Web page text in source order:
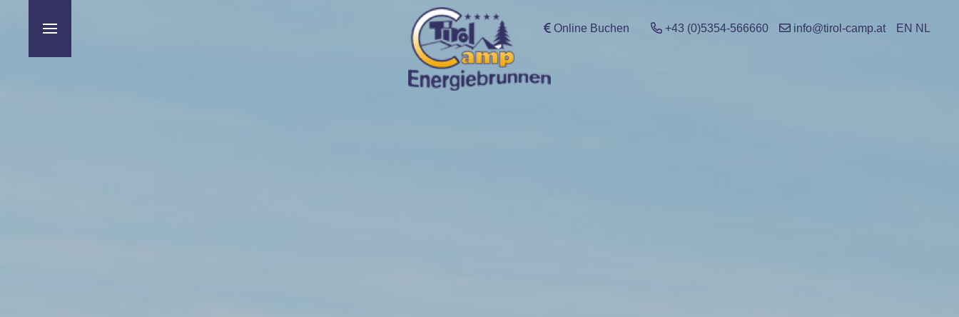
Online Buchen +43 (0)5354-566660 info@tirol-camp.at EN NL